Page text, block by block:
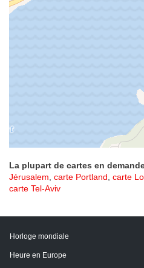
La plupart de cartes en
Jérusalem, carte Portland, carte
carte Tel-Aviv
Horloge mondiale
Heure en Europe